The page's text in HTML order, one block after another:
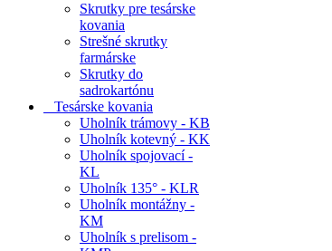
Skrutky pre tesárske
kovania
Strešné skrutky
farmárske
Skrutky do
sadrokartónu
Tesárske kovania
Uholník trámovy - KB
Uholník kotevný - KK
Uholník spojovací -
KL
Uholník 135° - KLR
Uholník montážny -
KM
Uholník s prelisom -